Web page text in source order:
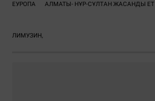
ЕУРОПА АЛМАТЫ- НҰР-СҰЛТАН ЖАСАНДЫ ЕТ
ЛИМУЗИН,